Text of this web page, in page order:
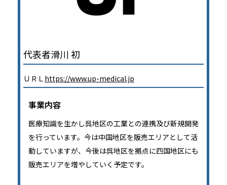
代表者滑川 初
ＵＲＬ https://www.up-medical.jp
事業内容
医療知識を生かし呉地区の工業との連携及び新規開発
を行っています。今は中国地区を販売エリアとして活
動していますが、今後は呉地区を拠点に四国地区にも
販売エリアを増やしていく予定です。